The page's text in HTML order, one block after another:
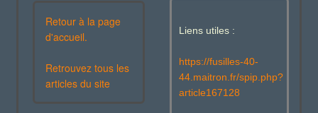
Retour à la page
d'accueil.
Retrouvez tous les
articles du site
Liens utiles :
https://fusilles-40-
44.maitron.fr/spip.php?
article167128